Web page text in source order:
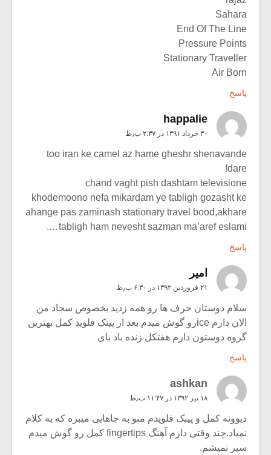
Sahara
End Of The Line
Pressure Points
Stationary Traveller
Air Born
پاسخ
happalie
۳۰ خرداد ۱۳۹۱ در ۲:۳۷ ب٫ظ
too iran ke camel az hame gheshr shenavande
dare!
chand vaght pish dashtam televisione
khodemoono nefa mikardam ye tabligh gozasht ke
ahange pas zaminash stationary travel bood,akhare
tabligh ham nevesht sazman ma’aref eslami….
پاسخ
امیر
۲۱ فروردین ۱۳۹۲ در ۶:۳۰ ب٫ظ
سلام دوستان حرف ها رو همه زدید بخصوص سجاد من
الان دارم iceرو گوش میدم بعد از پینک فلوید کمل بهترین
گروه دوستون دارم هفتکل زنده باد بای
پاسخ
ashkan
۱۸ تیر ۱۳۹۲ در ۱۱:۴۷ ب٫ظ
دیوونه کمل و پینک فلویدم منو به جاهایی میبره که به کلام
نمیاد.چند وقتی دارم آهنگ fingertips کمل رو گوش میدم
سیر نمیشم.